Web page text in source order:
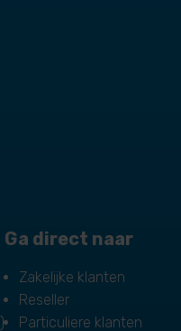
Ga direct naar
Zakelijke klanten
Reseller
Particuliere klanten